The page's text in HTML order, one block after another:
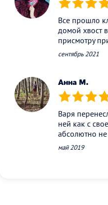
(*) (*) (*) (*)
Все прошло
домой хвост
присмотру
сентябрь 2021
Анна М.
(*) (*) (*) (*)
Варя
ней как с
абсолютно
май 2019